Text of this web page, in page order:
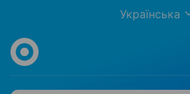
Українська